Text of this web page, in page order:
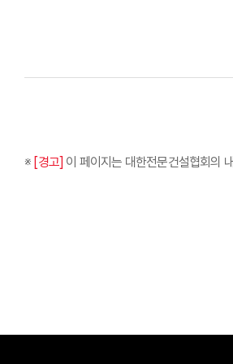
※ [경고] 이 페이지는 대한전문건설협회의